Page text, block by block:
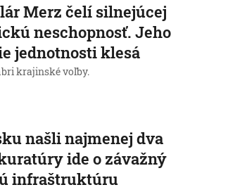
Merz čelí silnejúcej
neschopnosť. Jeho
jednotnosti klesá
krajinské voľby.
našli najmenej dva
ide o závažný
infraštruktúru